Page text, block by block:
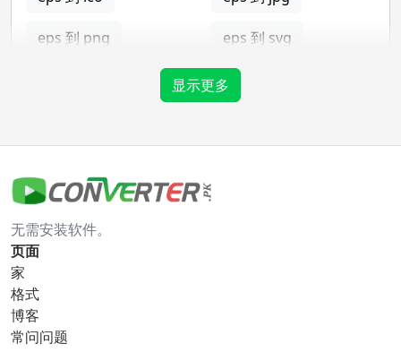
eps 到 png eps 到 svg
gif 转换器
gif 到 bmp
gif 到 ico
gif 到 tga
显示更多
无需安装软件。
页面
家
格式
博客
常问问题